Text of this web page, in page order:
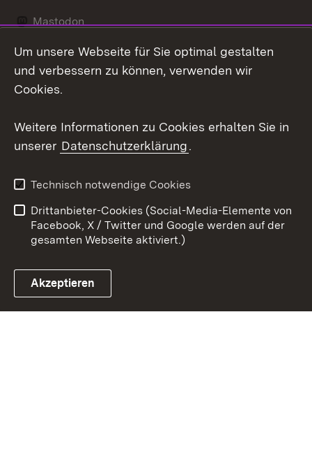
Mastodon
Messenger
Link zum Landesportal
Kontakt
Impressum
Cookies
Um unsere Webseite für Sie optimal gestalten
und verbessern zu können, verwenden wir
Cookies.
Weitere Informationen zu Cookies erhalten Sie in
unserer Datenschutzerklärung.
Technisch notwendige Cookies
Drittanbieter-Cookies (Social-Media-Elemente von
Facebook, X / Twitter und Google werden auf der
gesamten Webseite aktiviert.)
Akzeptieren